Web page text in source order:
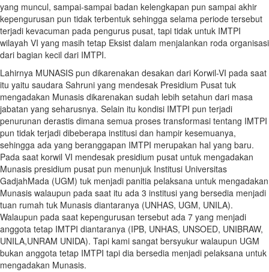
yang muncul, sampai-sampai badan kelengkapan pun sampai akhir
kepengurusan pun tidak terbentuk sehingga selama periode tersebut
terjadi kevacuman pada pengurus pusat, tapi tidak untuk IMTPI
wilayah VI yang masih tetap Eksist dalam menjalankan roda organisasi
dari bagian kecil dari IMTPI.
Lahirnya MUNASIS pun dikarenakan desakan dari Korwil-VI pada saat
itu yaitu saudara Sahruni yang mendesak Presidium Pusat tuk
mengadakan Munasis dikarenakan sudah lebih setahun dari masa
jabatan yang seharusnya. Selain itu kondisi IMTPI pun terjadi
penurunan derastis dimana semua proses transformasi tentang IMTPI
pun tidak terjadi dibeberapa institusi dan hampir kesemuanya,
sehingga ada yang beranggapan IMTPI merupakan hal yang baru.
Pada saat korwil VI mendesak presidium pusat untuk mengadakan
Munasis presidium pusat pun menunjuk Institusi Universitas
GadjahMada (UGM) tuk menjadi panitia pelaksana untuk mengadakan
Munasis walaupun pada saat itu ada 3 institusi yang bersedia menjadi
tuan rumah tuk Munasis diantaranya (UNHAS, UGM, UNILA).
Walaupun pada saat kepengurusan tersebut ada 7 yang menjadi
anggota tetap IMTPI diantaranya (IPB, UNHAS, UNSOED, UNIBRAW,
UNILA,UNRAM UNIDA). Tapi kami sangat bersyukur walaupun UGM
bukan anggota tetap IMTPI tapi dia bersedia menjadi pelaksana untuk
mengadakan Munasis.